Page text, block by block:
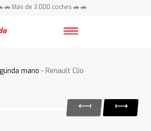
🚗 Más de 3.000 coches 🚗 🚗
mano - Renault Clio